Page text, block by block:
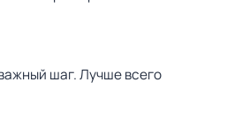
шаг. Лучше всего